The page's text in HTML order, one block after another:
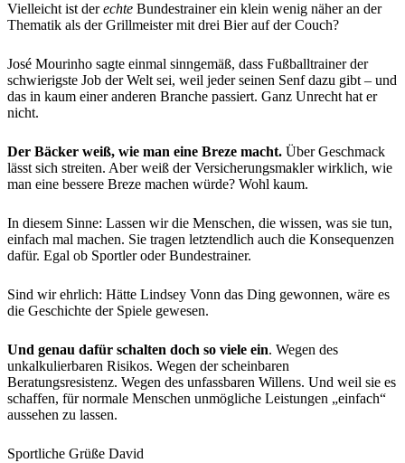
Vielleicht ist derechte Bundestrainer ein klein wenig näher an der
Thematik als der Grillmeister mit drei Bier auf der Couch?
José Mourinho sagte einmal sinngemäß, dass Fußballtrainer der
schwierigste Job der Welt sei, weil jeder seinen Senf dazu gibt – und
das in kaum einer anderen Branche passiert. Ganz Unrecht hat er
nicht.
Der Bäcker weiß, wie man eine Breze macht. Über Geschmack
lässt sich streiten. Aber weiß der Versicherungsmakler wirklich, wie
man eine bessere Breze machen würde? Wohl kaum.
In diesem Sinne: Lassen wir die Menschen, die wissen, was sie tun,
einfach mal machen. Sie tragen letztendlich auch die Konsequenzen
dafür. Egal ob Sportler oder Bundestrainer.
Sind wir ehrlich: Hätte Lindsey Vonn das Ding gewonnen, wäre es
die Geschichte der Spiele gewesen.
Und genau dafür schalten doch so viele ein. Wegen des
unkalkulierbaren Risikos. Wegen der scheinbaren
Beratungsresistenz. Wegen des unfassbaren Willens. Und weil sie es
schaffen, für normale Menschen unmögliche Leistungen „einfach“
aussehen zu lassen.
Sportliche Grüße David